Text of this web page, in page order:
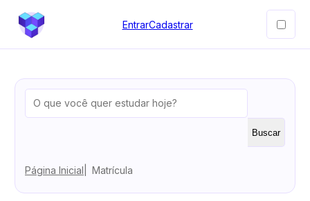
EntrarCadastrar
Buscar
Página Inicial Matrícula